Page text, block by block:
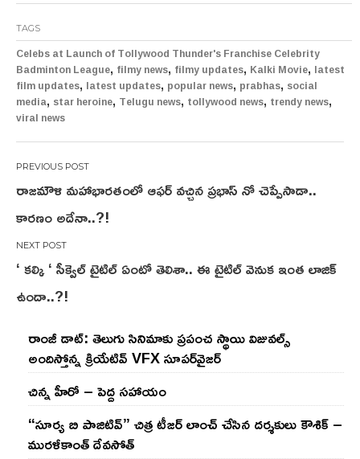
TAGS
Celebs at Launch of Tollywood Thunder's Franchise Celebrity
Badminton League, filmy news, filmy updates, Kalki Movie, latest
film updates, latest updates, popular news, prabhas, social
media, star heroine, Telugu news, tollywood news, trendy news,
viral news
Post
navigation
రాజమౌళి మహాభారతంలో ఆఫర్ వచ్చిన ప్రభాస్ నో చెప్పేసాడా..
కారణం అదేనా..?!
‘ కల్కి ‘ సీక్వెల్ టైటిల్ ఏంటో తెలిశా.. ఈ టైటిల్ వెనుక ఇంత లాజిక్
ఉందా..?!
రాంజీ డాట్: తెలుగు సినిమాకు ప్రపంచ స్థాయి విజువల్స్
అందిస్తోన్న క్రియేటివ్ VFX సూపర్‌వైజర్
చిన్న హీరో – పెద్ద సహాయం
“సూర్య బి పాజిటివ్” చిత్ర టీజర్ లాంచ్ చేసిన‌ దర్శకులు కౌశిక్ –
మురళీకాంత్ దేవసోత్